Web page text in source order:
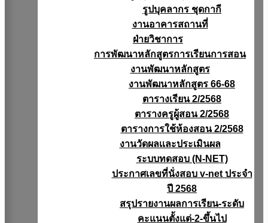
รูปบุคลากร ชุดกากี
งานอาคารสถานที่
ฝ่ายวิชาการ
การพัฒนาหลักสูตรการเรียนการสอน
งานพัฒนาหลักสูตร
งานพัฒนาหลักสูตร 66-68
ตารางเรียน 2/2568
ตารางครูผู้สอน 2/2568
ตารางการใช้ห้องสอน 2/2568
งานวัดผลเเละประเมินผล
ระบบทดสอบ (N-NET)
ประกาศเลขที่นั่งสอบ v-net ประจำ
ปี 2568
สรุปรายงานผลการเรียน-ระดับ
คะแนนตั้งแต่-2-ขึ้นไป